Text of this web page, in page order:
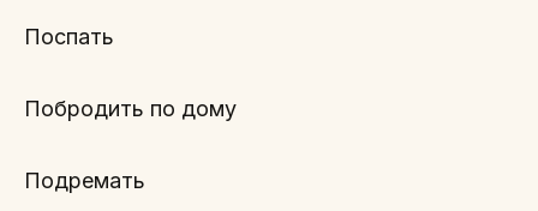
Поспать
Побродить по дому
Подремать